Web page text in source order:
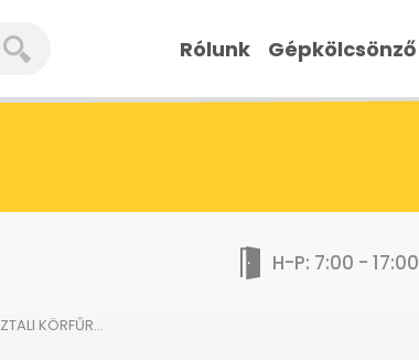
Rólunk Gépkölcsönző
H-P: 7:00 - 17:00
FEJEZŐ ÉS ASZTALI KÖRFŰRÉSZEK